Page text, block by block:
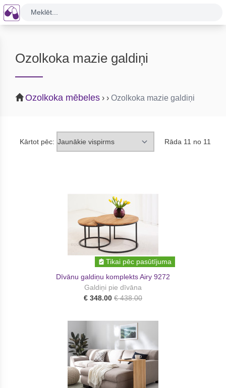
Meklēt...
Ozolkoka mazie galdiņi
Ozolkoka mēbeles › › Ozolkoka mazie galdiņi
Kārtot pēc: Rāda 11 no 11
Tikai pēc pasūtījuma
Dīvānu galdiņu komplekts Airy 9272
Galdiņi pie dīvāna
€ 348.00 € 438.00